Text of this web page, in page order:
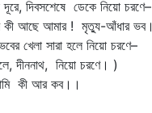
ডেকে নিয়ো চরণে–
আমার ! মৃত্যু-আঁধার ভব।
সারা হলে নিয়ো চরণে–
নিয়ো চরণে। )
কব।।